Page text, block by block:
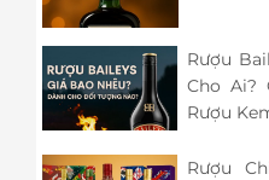
Rượu
Cho Ai?
Rượu
Rượu